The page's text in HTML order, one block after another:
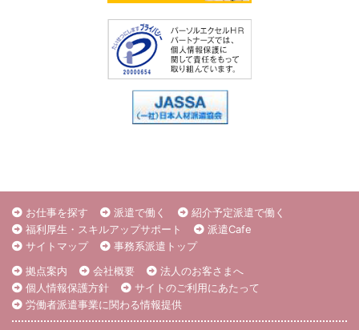
お仕事を探す 派遣で働く
紹介予定派遣で働く
福利厚生・スキルアップサポート
派遣Cafe
サイトマップ
事務系派遣トップ
拠点案内
会社概要
法人のお客さまへ
個人情報保護方針
サイトのご利用にあたって
労働者派遣事業に関わる情報提供